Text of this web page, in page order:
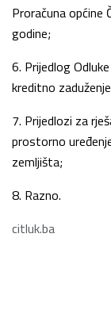
Proračuna općine
godine;
6. Prijedlog
kreditno
7. Prijedlozi za
prostorno
zemljišta;
8. Razno.
citluk.ba